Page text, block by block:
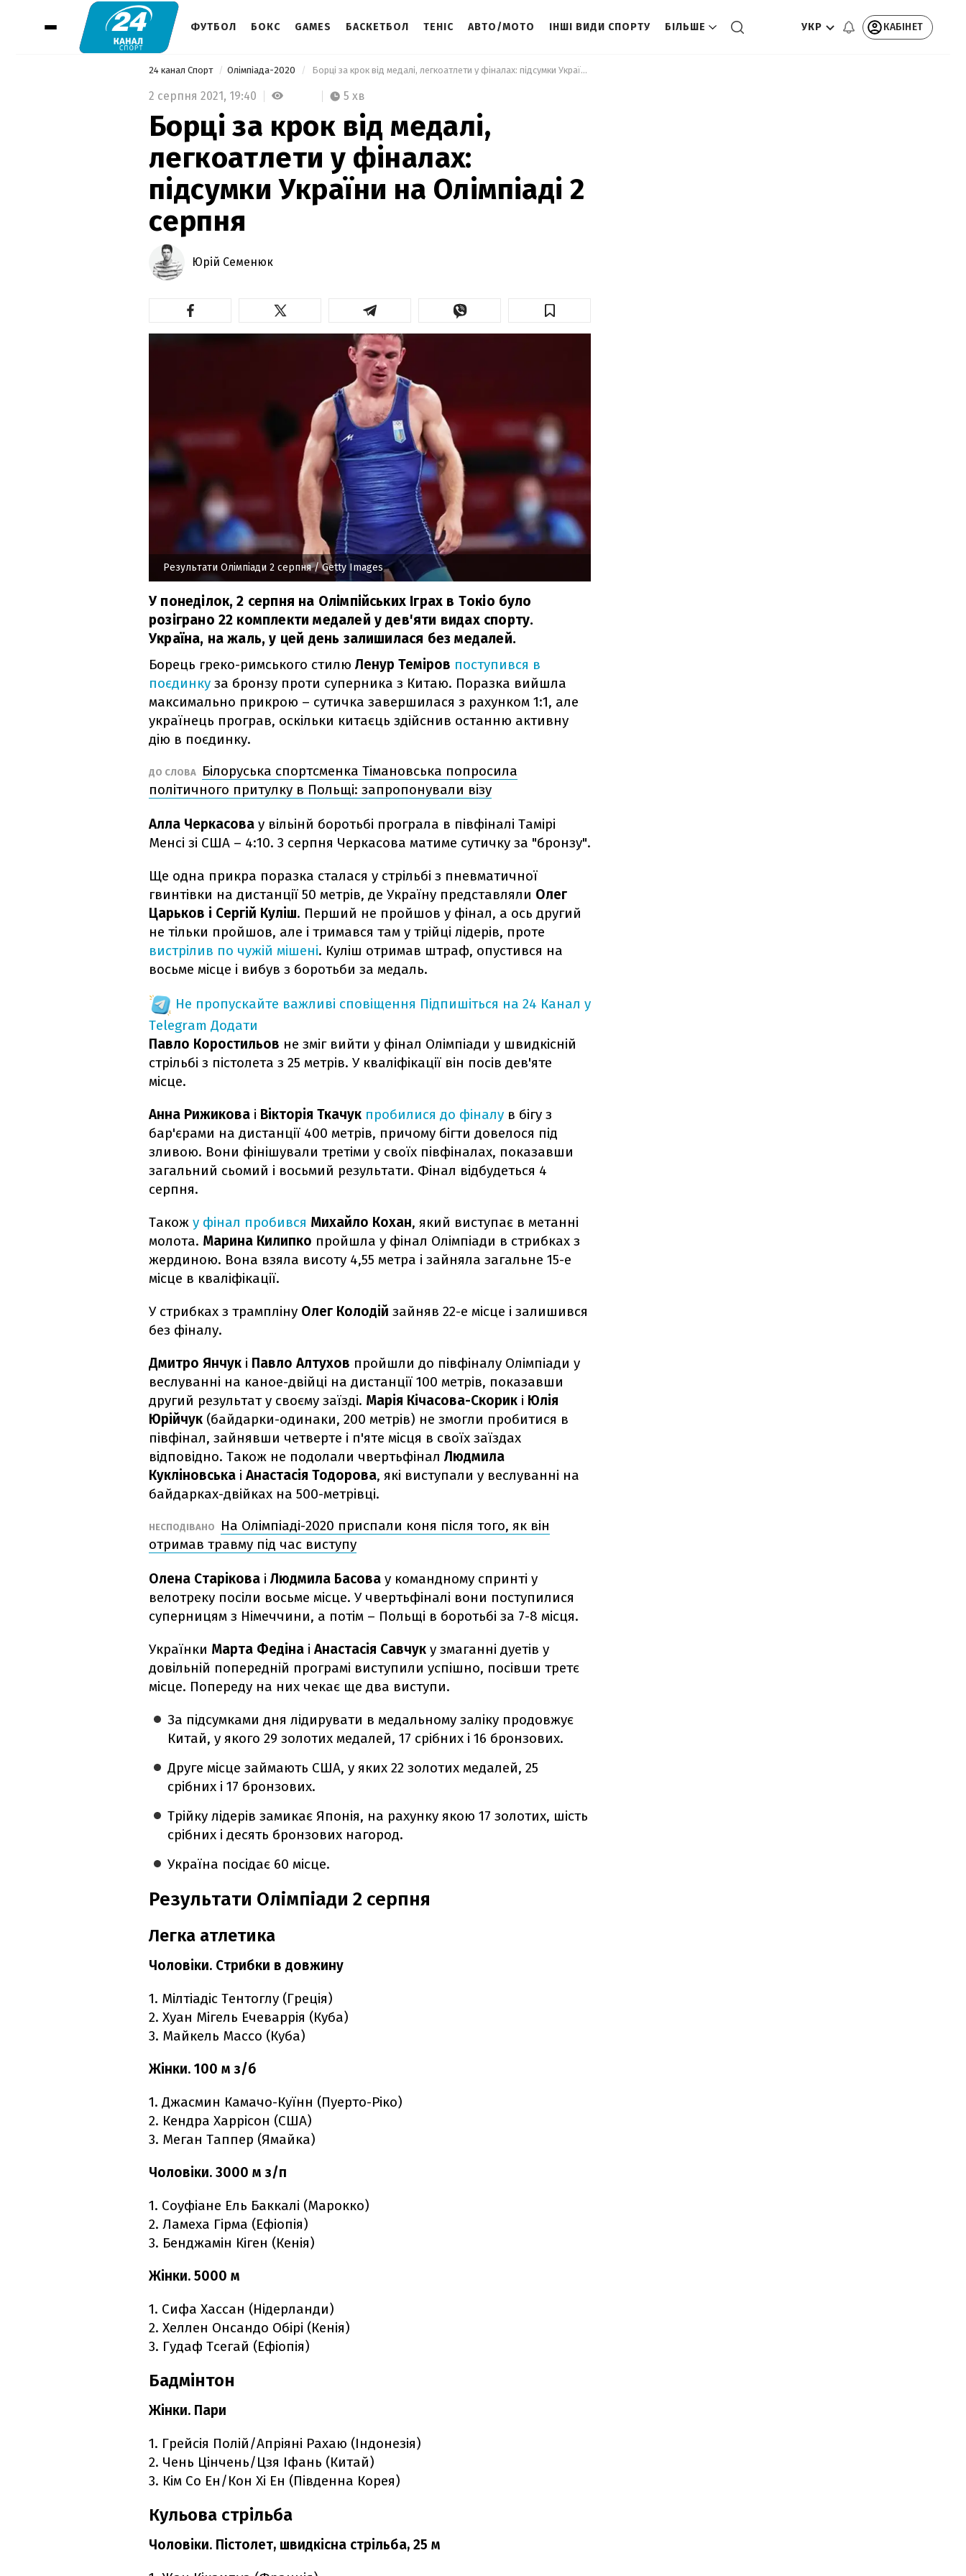
ФУТБОЛ БОКС GAMES БАСКЕТБОЛ ТЕНІС АВТО/МОТО ІНШІ ВИДИ СПОРТУ БІЛЬШЕ УКР КАБІНЕТ
24 канал Спорт Олімпіада-2020 Борці за крок від медалі, легкоатлети у фіналах: підсумки України на Олімпіаді 2 серпня
2 серпня 2021, 19:40 5 хв
Борці за крок від медалі,
легкоатлети у фіналах:
підсумки України на Олімпіаді 2
серпня
Юрій Семенюк
Результати Олімпіади 2 серпня/ Getty Images
У понеділок, 2 серпня на Олімпійських Іграх в Токіо було
розіграно 22 комплекти медалей у дев'яти видах спорту.
Україна, на жаль, у цей день залишилася без медалей.
Борець греко-римського стилю Ленур Теміров поступився в
поєдинку за бронзу проти суперника з Китаю. Поразка вийшла
максимально прикрою – сутичка завершилася з рахунком 1:1, але
українець програв, оскільки китаєць здійснив останню активну
дію в поєдинку.
ДО СЛОВА
Білоруська спортсменка Тімановська попросила
політичного притулку в Польщі: запропонували візу
Алла Черкасова у вільінй боротьбі програла в півфіналі Тамірі
Менсі зі США – 4:10. 3 серпня Черкасова матиме сутичку за "бронзу".
Ще одна прикра поразка сталася у стрільбі з пневматичної
гвинтівки на дистанції 50 метрів, де Україну представляли Олег
Царьков і Сергій Куліш. Перший не пройшов у фінал, а ось другий
не тільки пройшов, але і тримався там у трійці лідерів, проте
вистрілив по чужій мішені. Куліш отримав штраф, опустився на
восьме місце і вибув з боротьби за медаль.
Не пропускайте важливі сповіщення Підпишіться на 24 Канал у
Telegram Додати
Павло Коростильов не зміг вийти у фінал Олімпіади у швидкісній
стрільбі з пістолета з 25 метрів. У кваліфікації він посів дев'яте
місце.
Анна Рижикова і Вікторія Ткачук пробилися до фіналу в бігу з
бар'єрами на дистанції 400 метрів, причому бігти довелося під
зливою. Вони фінішували третіми у своїх півфіналах, показавши
загальний сьомий і восьмий результати. Фінал відбудеться 4
серпня.
Також у фінал пробився Михайло Кохан, який виступає в метанні
молота. Марина Килипко пройшла у фінал Олімпіади в стрибках з
жердиною. Вона взяла висоту 4,55 метра і зайняла загальне 15-е
місце в кваліфікації.
У стрибках з трампліну Олег Колодій зайняв 22-е місце і залишився
без фіналу.
Дмитро Янчук і Павло Алтухов пройшли до півфіналу Олімпіади у
веслуванні на каное-двійці на дистанції 100 метрів, показавши
другий результат у своєму заїзді. Марія Кічасова-Скорик і Юлія
Юрійчук (байдарки-одинаки, 200 метрів) не змогли пробитися в
півфінал, зайнявши четверте і п'яте місця в своїх заїздах
відповідно. Також не подолали чвертьфінал Людмила
Кукліновська і Анастасія Тодорова, які виступали у веслуванні на
байдарках-двійках на 500-метрівці.
НЕСПОДІВАНО
На Олімпіаді-2020 приспали коня після того, як він
отримав травму під час виступу
Олена Старікова і Людмила Басова у командному спринті у
велотреку посіли восьме місце. У чвертьфіналі вони поступилися
суперницям з Німеччини, а потім – Польщі в боротьбі за 7-8 місця.
Українки Марта Федіна і Анастасія Савчук у змаганні дуетів у
довільній попередній програмі виступили успішно, посівши третє
місце. Попереду на них чекає ще два виступи.
За підсумками дня лідирувати в медальному заліку продовжує
Китай, у якого 29 золотих медалей, 17 срібних і 16 бронзових.
Друге місце займають США, у яких 22 золотих медалей, 25
срібних і 17 бронзових.
Трійку лідерів замикає Японія, на рахунку якою 17 золотих, шість
срібних і десять бронзових нагород.
Україна посідає 60 місце.
Результати Олімпіади 2 серпня
Легка атлетика
Чоловіки. Стрибки в довжину
1. Мілтіадіс Тентоглу (Греція)
2. Хуан Мігель Ечеваррія (Куба)
3. Майкель Массо (Куба)
Жінки. 100 м з/б
1. Джасмин Камачо-Куїнн (Пуерто-Ріко)
2. Кендра Харрісон (США)
3. Меган Таппер (Ямайка)
Чоловіки. 3000 м з/п
1. Соуфіане Ель Баккалі (Марокко)
2. Ламеха Гірма (Ефіопія)
3. Бенджамін Кіген (Кенія)
Жінки. 5000 м
1. Сифа Хассан (Нідерланди)
2. Хеллен Онсандо Обірі (Кенія)
3. Гудаф Тсегай (Ефіопія)
Бадмінтон
Жінки. Пари
1. Грейсія Полій/Апріяні Рахаю (Індонезія)
2. Чень Цінчень/Цзя Іфань (Китай)
3. Кім Со Ен/Кон Хі Ен (Південна Корея)
Кульова стрільба
Чоловіки. Пістолет, швидкісна стрільба, 25 м